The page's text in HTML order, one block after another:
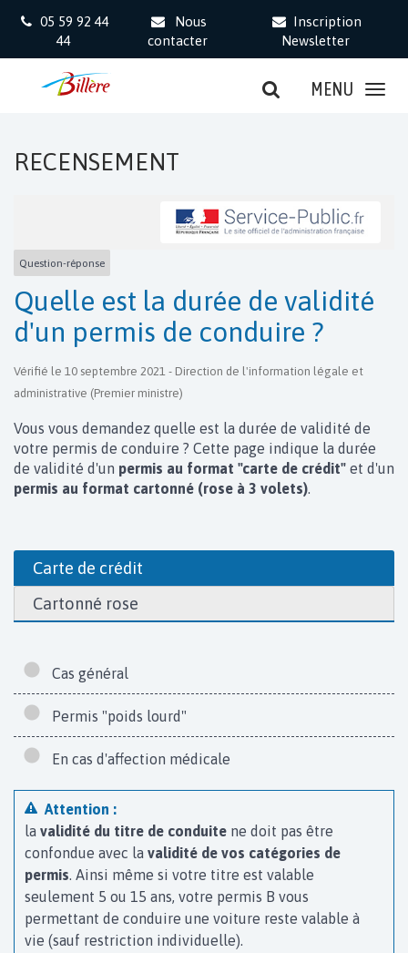
05 59 92 44
44
Nous
contacter
Inscription
Newsletter
MENU
RECENSEMENT
Question-réponse
Quelle est la durée de validité
d'un permis de conduire ?
Vérifié le 10 septembre 2021 - Direction de l'information légale et
administrative (Premier ministre)
Vous vous demandez quelle est la durée de validité de
votre permis de conduire ? Cette page indique la durée
de validité d'un permis au format "carte de crédit" et d'un
permis au format cartonné (rose à 3 volets).
Carte de crédit
Cartonné rose
Cas général
Permis "poids lourd"
En cas d'affection médicale
Attention :
lavalidité du titre de conduite ne doit pas être
confondue avec lavalidité de vos catégories de
permis. Ainsi même si votre titre est valable
seulement 5 ou 15 ans, votre permis B vous
permettant de conduire une voiture reste valable à
vie (sauf restriction individuelle).